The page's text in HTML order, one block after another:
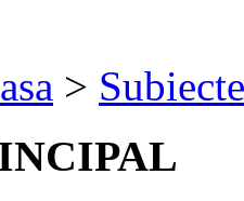
> Subiecte